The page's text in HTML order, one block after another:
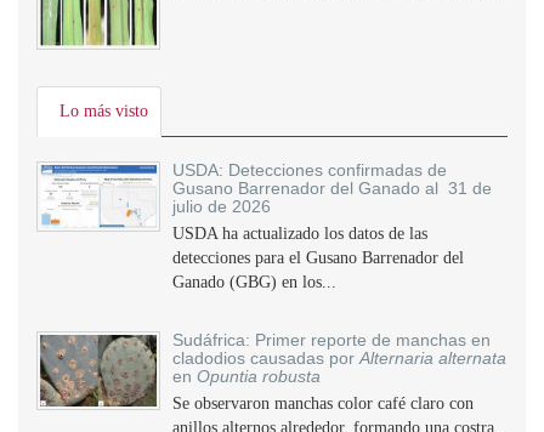
Lo más visto
USDA: Detecciones confirmadas de
Gusano Barrenador del Ganado al 31 de
julio de 2026
USDA ha actualizado los datos de las
detecciones para el Gusano Barrenador del
Ganado (GBG) en los...
Sudáfrica: Primer reporte de manchas en
cladodios causadas por Alternaria alternata
en Opuntia robusta
Se observaron manchas color café claro con
anillos alternos alrededor, formando una costra,